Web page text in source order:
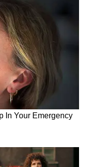
কল্যাণ মন্ত্রী
শুধুমাত্র
তাঁদের